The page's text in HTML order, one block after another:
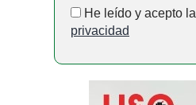
He leído y acepto la
privacidad